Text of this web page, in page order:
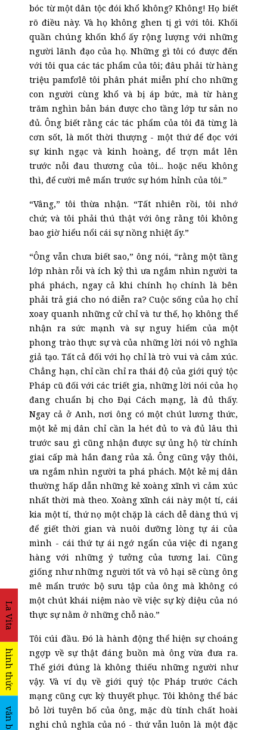
La Vita
hình thức
văn bản
bóc từ một dân tộc đói khổ không? Không! Họ biết
rõ điều này. Và họ không ghen tị gì với tôi. Khối
quần chúng khốn khổ ấy rộng lượng với những
người lãnh đạo của họ. Những gì tôi có được đến
với tôi qua các tác phẩm của tôi; đâu phải từ hàng
triệu pamfơlê tôi phân phát miễn phí cho những
con người cùng khổ và bị áp bức, mà từ hàng
trăm nghìn bản bán được cho tầng lớp tư sản no
đủ. Ông biết rằng các tác phẩm của tôi đã từng là
cơn sốt, là mốt thời thượng - một thứ để đọc với
sự kinh ngạc và kinh hoàng, để trợn mắt lên
trước nỗi đau thương của tôi... hoặc nếu không
thì, để cười mê mẩn trước sự hóm hỉnh của tôi.”
“Vâng,” tôi thừa nhận. “Tất nhiên rồi, tôi nhớ
chứ; và tôi phải thú thật với ông rằng tôi không
bao giờ hiểu nổi cái sự nồng nhiệt ấy.”
“Ông vẫn chưa biết sao,” ông nói, “rằng một tầng
lớp nhàn rỗi và ích kỷ thì ưa ngắm nhìn người ta
phá phách, ngay cả khi chính họ chính là bên
phải trả giá cho nó diễn ra? Cuộc sống của họ chỉ
xoay quanh những cử chỉ và tư thế, họ không thể
nhận ra sức mạnh và sự nguy hiểm của một
phong trào thực sự và của những lời nói vô nghĩa
giả tạo. Tất cả đối với họ chỉ là trò vui và cảm xúc.
Chẳng hạn, chỉ cần chỉ ra thái độ của giới quý tộc
Pháp cũ đối với các triết gia, những lời nói của họ
đang chuẩn bị cho Đại Cách mạng, là đủ thấy.
Ngay cả ở Anh, nơi ông có một chút lương thức,
một kẻ mị dân chỉ cần la hét đủ to và đủ lâu thì
trước sau gì cũng nhận được sự ủng hộ từ chính
giai cấp mà hắn đang rủa xả. Ông cũng vậy thôi,
ưa ngắm nhìn người ta phá phách. Một kẻ mị dân
thường hấp dẫn những kẻ xoàng xĩnh vì cảm xúc
nhất thời mà theo. Xoàng xĩnh cái này một tí, cái
kia một tí, thứ nọ một chặp là cách dễ dàng thú vị
để giết thời gian và nuôi dưỡng lòng tự ái của
mình - cái thứ tự ái ngớ ngẩn của việc đi ngang
hàng với những ý tưởng của tương lai. Cũng
giống như những người tốt và vô hại sẽ cùng ông
mê mẩn trước bộ sưu tập của ông mà không có
một chút khái niệm nào về việc sự kỳ diệu của nó
thực sự nằm ở những chỗ nào.”
Tôi cúi đầu. Đó là hành động thể hiện sự choáng
ngợp về sự thật đáng buồn mà ông vừa đưa ra.
Thế giới đúng là không thiếu những người như
vậy. Và ví dụ về giới quý tộc Pháp trước Cách
mạng cũng cực kỳ thuyết phục. Tôi không thể bác
bỏ lời tuyên bố của ông, mặc dù tính chất hoài
nghi chủ nghĩa của nó - thứ vẫn luôn là một đặc